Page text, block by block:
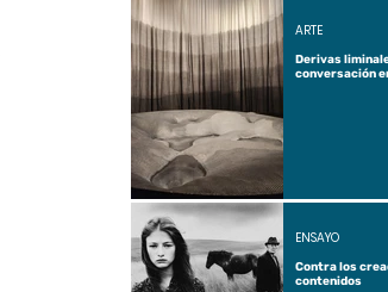
Derivas
conversación
ARTE
Contra los
contenidos
ENSAYO